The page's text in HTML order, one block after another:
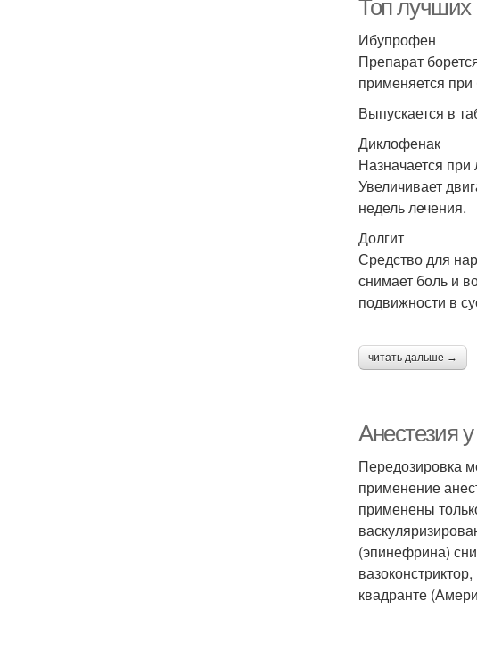
Топ лучших
Ибупрофен
Препарат
применяется
Выпускается в
Диклофенак
Назначается при
Увеличивает
недель лечения.
Долгит
Средство для
снимает боль и
подвижности в
читать дальше →
Анестезия
Передозировка
применение
применены
(эпинефрина)
квадранте